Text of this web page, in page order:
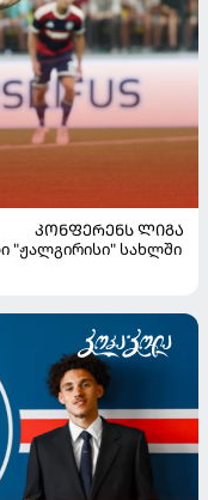
ᲙᲝᲜᲤᲔᲠᲔᲜᲡ ᲚᲘᲒᲐ
"ჟალგირისი" სახლში